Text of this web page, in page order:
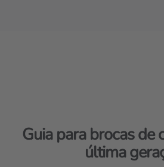
Guia para brocas de
última